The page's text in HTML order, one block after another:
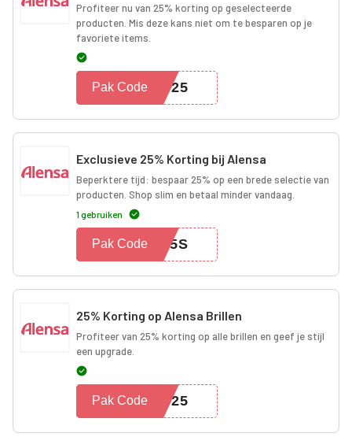
Profiteer nu van 25% korting op geselecteerde
producten. Mis deze kans niet om te besparen op je
favoriete items.
LW25
Pak Code
Exclusieve 25% Korting bij Alensa
Beperktere tijd: bespaar 25% op een brede selectie van
producten. Shop slim en betaal minder vandaag.
1 gebruiken
W25S
Pak Code
25% Korting op Alensa Brillen
Profiteer van 25% korting op alle brillen en geef je stijl
een upgrade.
ES25
Pak Code